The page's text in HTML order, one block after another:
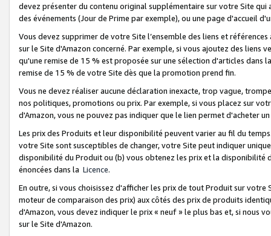
devez présenter du contenu original supplémentaire sur votre Site qui
des événements (Jour de Prime par exemple), ou une page d'accueil
Vous devez supprimer de votre Site l’ensemble des liens et
sur le Site d'Amazon concerné. Par exemple, si vous ajoutez des
qu'une remise de 15 % est proposée sur une sélection d'articles
remise de 15 % de votre Site dès que la promotion prend fin.
Vous ne devez réaliser aucune déclaration inexacte, trop vague,
nos politiques, promotions ou prix. Par exemple, si vous placez sur
d'Amazon, vous ne pouvez pas indiquer que le lien permet d'acheter
Les prix des Produits et leur disponibilité peuvent varier au fil du
votre Site sont susceptibles de changer, votre Site peut indiquer
disponibilité du Produit ou (b) vous obtenez les prix et la disponibilité
énoncées dans la Licence.
En outre, si vous choisissez d'afficher les prix de tout Produit sur
moteur de comparaison des prix) aux côtés des prix de produits
d'Amazon, vous devez indiquer le prix « neuf » le plus bas et, si nous
sur le Site d'Amazon.